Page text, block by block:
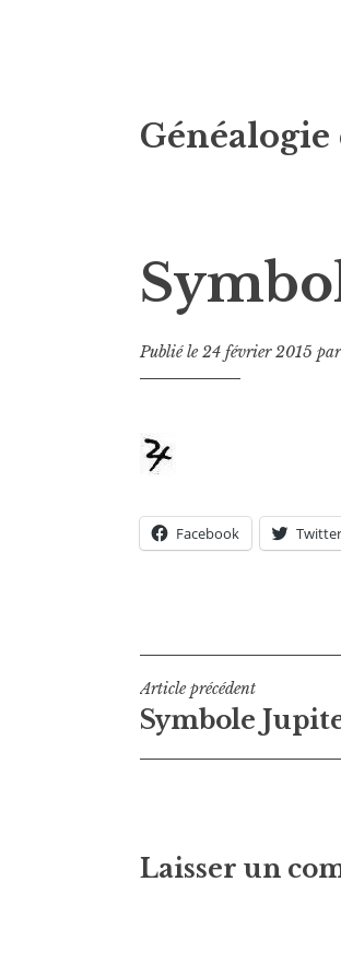
au
Généalogie
Publié le24 février 2015
Facebook Twitter
Navigation
de
Article précédent
Symbole
Laisser un